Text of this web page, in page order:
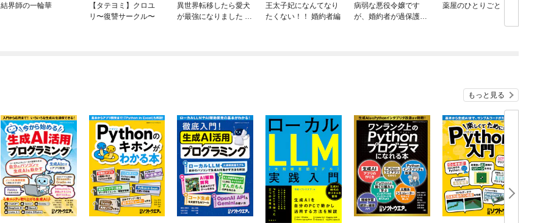
結界師の一輪華
【タテヨミ】クロユ
リ〜復讐サークル〜
異世界転移したら愛犬
が最強になりました ～
王太子妃になんてなり
たくない！！ 婚約者編
病弱な悪役令嬢です
が、婚約者が過保護す
薬屋のひとりごと
もっと見る